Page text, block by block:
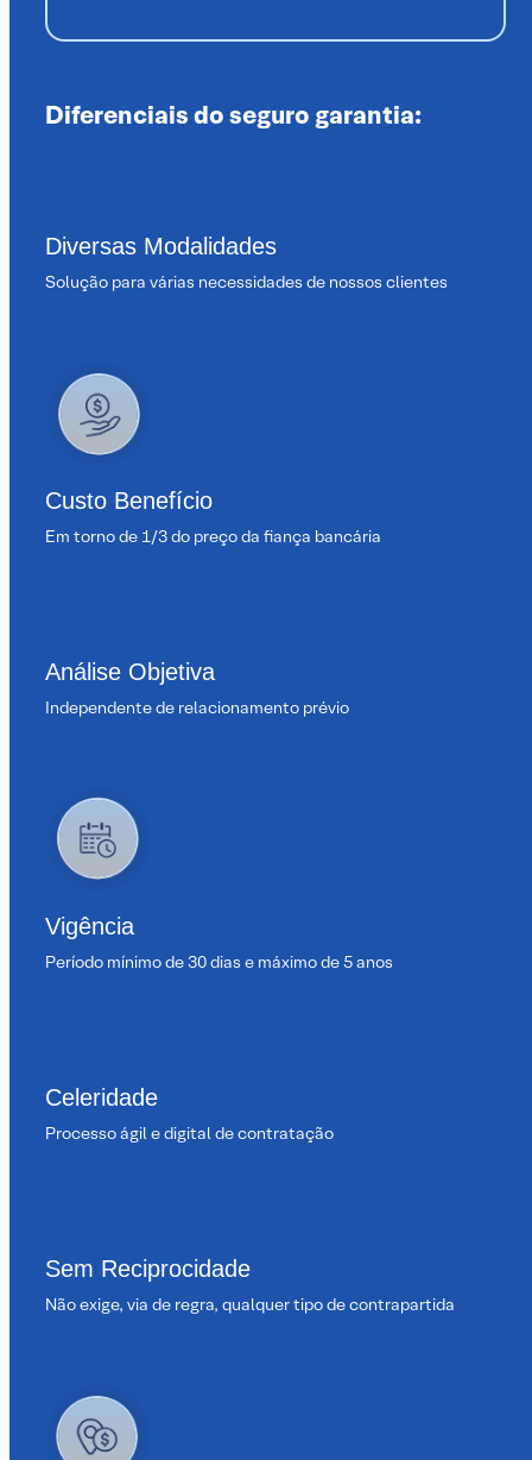
Diferenciais do seguro garantia:
Diversas Modalidades
Solução para várias necessidades de nossos clientes
Custo Benefício
Em torno de 1/3 do preço da fiança bancária
Análise Objetiva
Independente de relacionamento prévio
Vigência
Período mínimo de 30 dias e máximo de 5 anos
Celeridade
Processo ágil e digital de contratação
Sem Reciprocidade
Não exige, via de regra, qualquer tipo de contrapartida